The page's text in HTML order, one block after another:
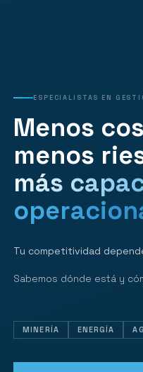
ESPECIALISTAS EN
Menos
menos
más
Tu competitividad
Sabemos dónde está y
MINERÍA ENERGÍA